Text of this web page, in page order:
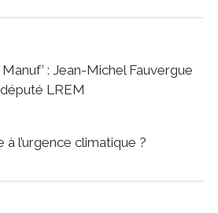
: Jean-Michel Fauvergue
LREM
l’urgence climatique ?